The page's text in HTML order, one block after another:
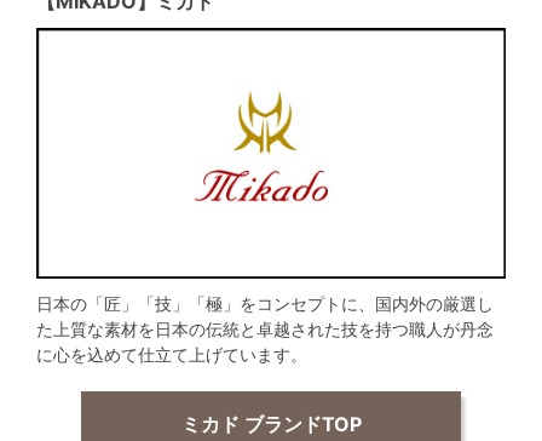
日本の「匠」「技」「極」をコンセプトに、国内外の厳選し
た上質な素材を日本の伝統と卓越された技を持つ職人が丹念
に心を込めて仕立て上げています。
ミカド ブランドTOP